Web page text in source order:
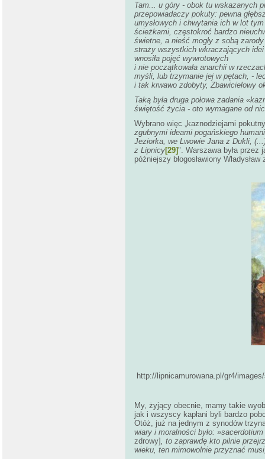
Tam... u góry - obok tu wskazanych
przepowiadaczy pokuty: pewna
umysłowych i chwytania ich w lot
ścieżkami, częstokroć bardzo
świetne, a nieść mogły z sobą
straży wszystkich wkraczających
wnosiła pojęć wywrotowych
i nie początkowała anarchii w
myśli, lub trzymanie jej w pętach, -
i tak krwawo zdobyty, Zbawicielowy
Taką była druga połowa zadania
świętość życia - oto wymagane od
Wybrano więc „kaznodziejami
zgubnymi ideami pogańskiego
Jeziorka, we Lwowie Jana z Dukli,
z Lipnicy[29]". Warszawa była przez
późniejszy błogosławiony
http://lipnicamurowana.pl/gr4/
My, żyjący obecnie, mamy takie
jak i wszyscy kapłani byli bardzo
Otóż, już na jednym z synodów
wiary i moralności było:
zdrowy], to zaprawdę kto pilnie
wieku, ten mimowolnie przyznać